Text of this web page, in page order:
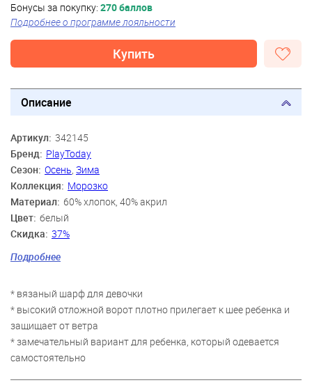
Бонусы за покупку: 270 баллов
Подробнее о программе лояльности
Купить
Описание
Артикул: 342145
Бренд: PlayToday
Сезон: Осень, Зима
Коллекция: Морозко
Материал: 60% хлопок, 40% акрил
Цвет: белый
Скидка: 37%
Девочки
Возраст: 3 года-4 года, 5 лет-6 лет, 7 лет-8 лет
Подробнее
* вязаный шарф для девочки
* высокий отложной ворот плотно прилегает к шее ребенка и
защищает от ветра
* замечательный вариант для ребенка, который одевается
самостоятельно